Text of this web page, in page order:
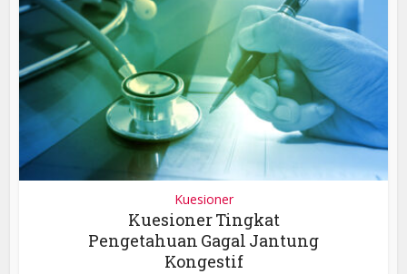
Kuesioner
Kuesioner Tingkat
Pengetahuan Gagal Jantung
Kongestif